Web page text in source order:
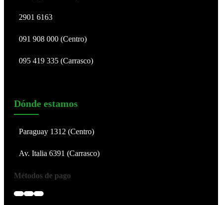
2901 6163
091 908 000 (Centro)
095 419 335 (Carrasco)
Dónde estamos
Paraguay 1312 (Centro)
Av. Italia 6391 (Carrasco)
Métodos de pago